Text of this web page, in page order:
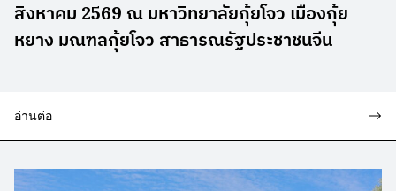
สิงหาคม 2569 ณ มหาวิทยาลัยกุ้ยโจว เมืองกุ้ย
หยาง มณฑลกุ้ยโจว สาธารณรัฐประชาชนจีน
อ่านต่อ